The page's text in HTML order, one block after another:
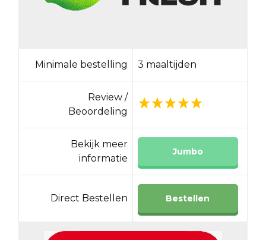
Minimale bestelling 3 maaltijden
Review /
Beoordeling
Bekijk meer
informatie
Jumbo
Direct Bestellen Bestellen